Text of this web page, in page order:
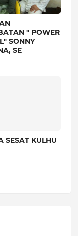
" POWER
SONNY
SE
SESAT KULHU